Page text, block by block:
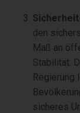
den
Maß an
Stabilität.
Regierung
sicheres